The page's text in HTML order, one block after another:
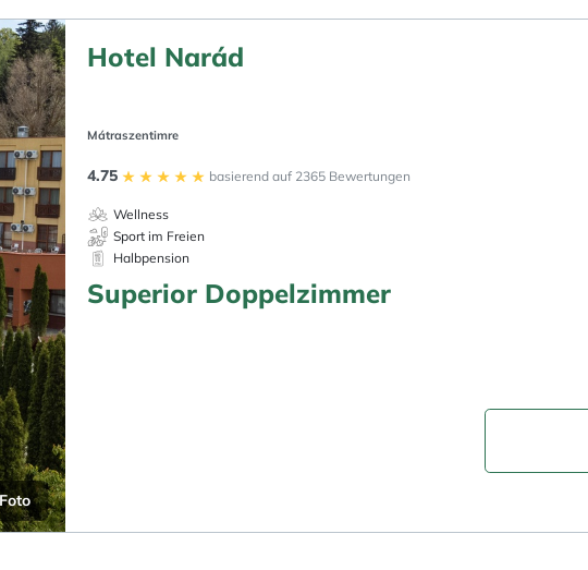
Hotel Narád
Mátraszentimre
4.75 basierend auf 2365 Bewertungen
Wellness
Sport im Freien
Halbpension
Superior Doppelzimmer